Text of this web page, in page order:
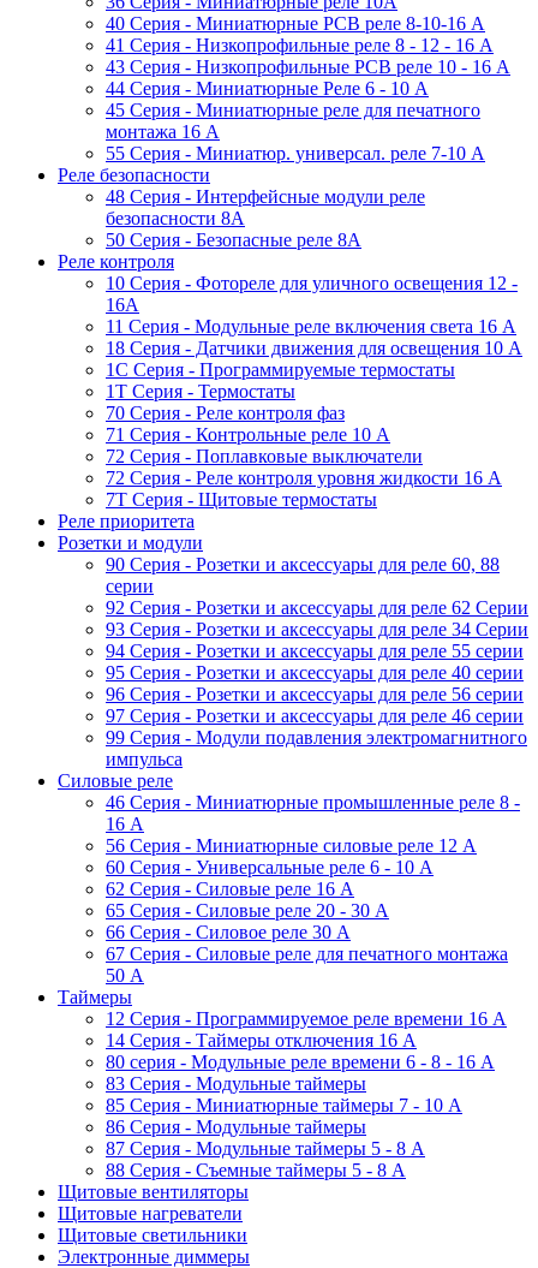
40 Серия - Миниатюрные PCB реле 8-10-16 A
41 Серия - Низкопрофильные реле 8 - 12 - 16 A
43 Серия - Низкопрофильные PCB реле 10 - 16 A
44 Серия - Миниатюрные Реле 6 - 10 A
45 Серия - Миниатюрные реле для печатного
монтажа 16 A
55 Cерия - Миниатюр. универсал. реле 7-10 A
Реле безопасности
48 Серия - Интерфейсные модули реле
безопасности 8А
50 Серия - Безопасные реле 8А
Реле контроля
10 Серия - Фотореле для уличного освещения 12 -
16A
11 Серия - Модульные реле включения света 16 A
18 Серия - Датчики движения для освещения 10 A
1C Серия - Программируемые термостаты
1Т Серия - Термостаты
70 Серия - Реле контроля фаз
71 Серия - Контрольные реле 10 A
72 Серия - Поплавковые выключатели
72 Серия - Реле контроля уровня жидкости 16 А
7T Серия - Щитовые термостаты
Реле приоритета
Розетки и модули
90 Серия - Розетки и аксессуары для реле 60, 88
cерии
92 Серия - Розетки и аксессуары для реле 62 Серии
93 Серия - Розетки и аксессуары для реле 34 Серии
94 Серия - Розетки и аксессуары для реле 55 серии
95 Серия - Розетки и аксессуары для реле 40 серии
96 Серия - Розетки и аксессуары для реле 56 cерии
97 Серия - Розетки и аксессуары для реле 46 cерии
99 Серия - Модули подавления электромагнитного
импульса
Силовые реле
46 Серия - Миниатюрные промышленные реле 8 -
16 A
56 Серия - Миниатюрные силовые реле 12 A
60 Серия - Универсальные реле 6 - 10 A
62 Серия - Силовые реле 16 A
65 Серия - Силовые реле 20 - 30 A
66 Серия - Силовое реле 30 A
67 Серия - Силовые реле для печатного монтажа
50 А
Таймеры
12 Серия - Программируемое реле времени 16 A
14 Серия - Таймеры отключения 16 A
80 серия - Модульные реле времени 6 - 8 - 16 A
83 Серия - Модульные таймеры
85 Серия - Миниатюрные таймеры 7 - 10 A
86 Серия - Модульные таймеры
87 Серия - Модульные таймеры 5 - 8 А
88 Серия - Съемные таймеры 5 - 8 A
Щитовые вентиляторы
Щитовые нагреватели
Щитовые светильники
Электронные диммеры